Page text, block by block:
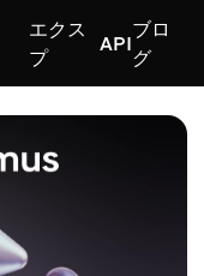
エクス
プ
API
ブロ
グ